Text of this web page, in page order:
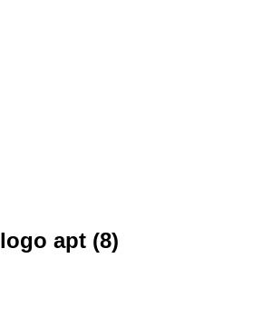
logo apt (8)